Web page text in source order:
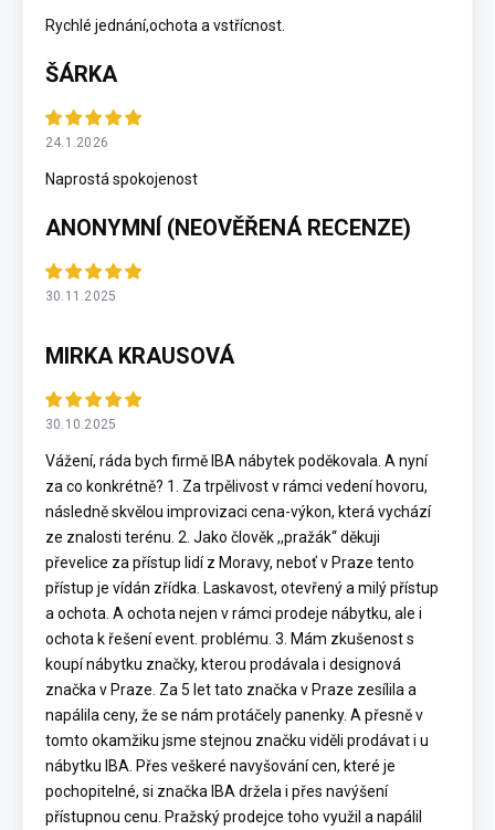
Rychlé jednání,ochota a vstřícnost.
ŠÁRKA
24.1.2026
Naprostá spokojenost
ANONYMNÍ (NEOVĚŘENÁ RECENZE)
30.11.2025
MIRKA KRAUSOVÁ
30.10.2025
Vážení, ráda bych firmě IBA nábytek poděkovala. A nyní
za co konkrétně? 1. Za trpělivost v rámci vedení hovoru,
následně skvělou improvizaci cena-výkon, která vychází
ze znalosti terénu. 2. Jako člověk ,,pražák“ děkuji
převelice za přístup lidí z Moravy, neboť v Praze tento
přístup je vídán zřídka. Laskavost, otevřený a milý přístup
a ochota. A ochota nejen v rámci prodeje nábytku, ale i
ochota k řešení event. problému. 3. Mám zkušenost s
koupí nábytku značky, kterou prodávala i designová
značka v Praze. Za 5 let tato značka v Praze zesílila a
napálila ceny, že se nám protáčely panenky. A přesně v
tomto okamžiku jsme stejnou značku viděli prodávat i u
nábytku IBA. Přes veškeré navyšování cen, které je
pochopitelné, si značka IBA držela i přes navýšení
přístupnou cenu. Pražský prodejce toho využil a napálil